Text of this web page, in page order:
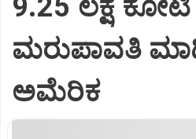
9.25 ಲಕ್ಷ
ಮರುಪಾವತಿ
ಅಮೆರಿಕ